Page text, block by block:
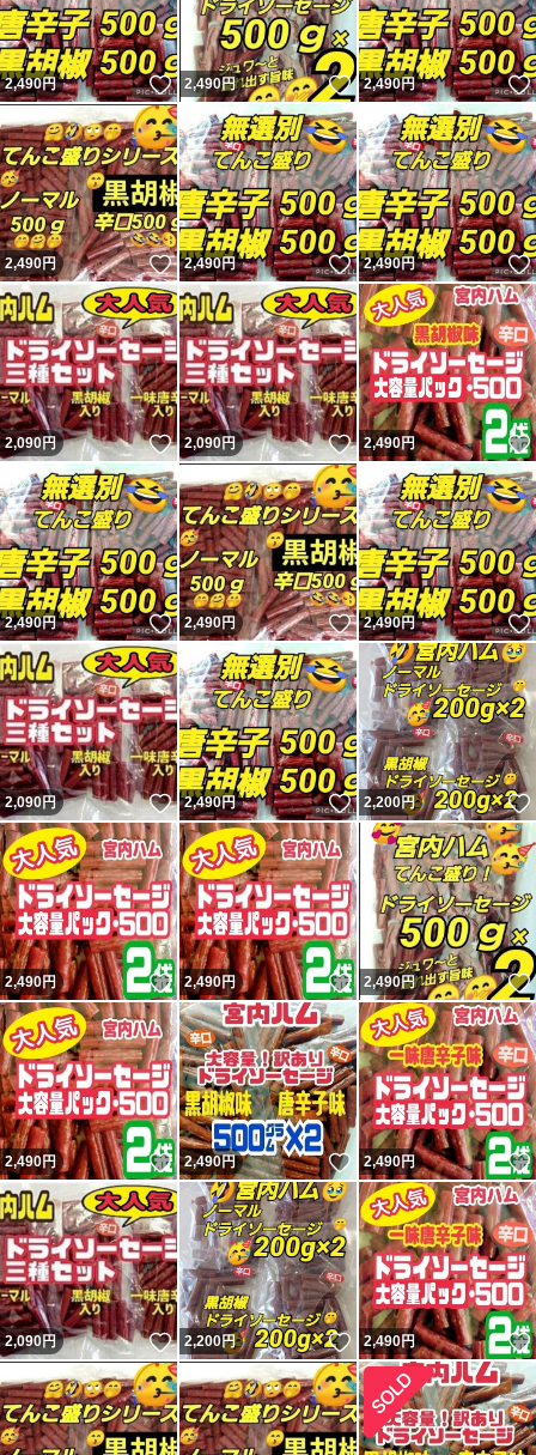
2,490円 いいね！
2,490円 いいね！
2,490円
2,490円 いいね！
2,490円 いいね！
2,490円
2,090円 いいね！
2,090円 いいね！
2,490円
2,490円 いいね！
2,490円 いいね！
2,490円
2,090円 いいね！
2,490円 いいね！
2,200円
2,490円 いいね！
2,490円 いいね！
2,490円
2,490円 いいね！
2,490円 いいね！
2,490円
2,090円 いいね！
2,200円 いいね！
2,490円